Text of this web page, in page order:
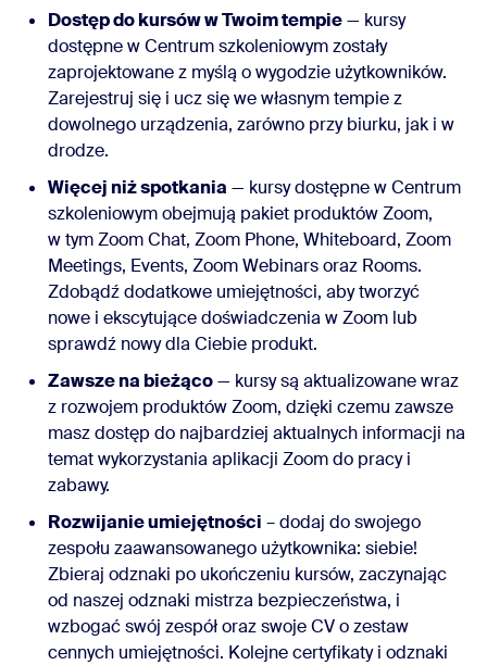
Dostęp do kursów w Twoim tempie— kursy
dostępne w Centrum szkoleniowym zostały
zaprojektowane z myślą o wygodzie użytkowników.
Zarejestruj się i ucz się we własnym tempie z
dowolnego urządzenia, zarówno przy biurku, jak i w
drodze.
Więcej niż spotkania — kursy dostępne w Centrum
szkoleniowym obejmują pakiet produktów Zoom,
w tym Zoom Chat, Zoom Phone, Whiteboard, Zoom
Meetings, Events, Zoom Webinars oraz Rooms.
Zdobądź dodatkowe umiejętności, aby tworzyć
nowe i ekscytujące doświadczenia w Zoom lub
sprawdź nowy dla Ciebie produkt.
Zawsze na bieżąco— kursy są aktualizowane wraz
z rozwojem produktów Zoom, dzięki czemu zawsze
masz dostęp do najbardziej aktualnych informacji na
temat wykorzystania aplikacji Zoom do pracy i
zabawy.
Rozwijanie umiejętności – dodaj do swojego
zespołu zaawansowanego użytkownika: siebie!
Zbieraj odznaki po ukończeniu kursów, zaczynając
od naszej odznaki mistrza bezpieczeństwa, i
wzbogać swój zespół oraz swoje CV o zestaw
cennych umiejętności. Kolejne certyfikaty i odznaki